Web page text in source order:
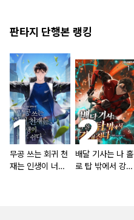
판타지 단행본 랭킹
무공 쓰는 회귀 천
재는 인생이 너무
배달 기사는 나 홀
로 탑 밖에서 강해